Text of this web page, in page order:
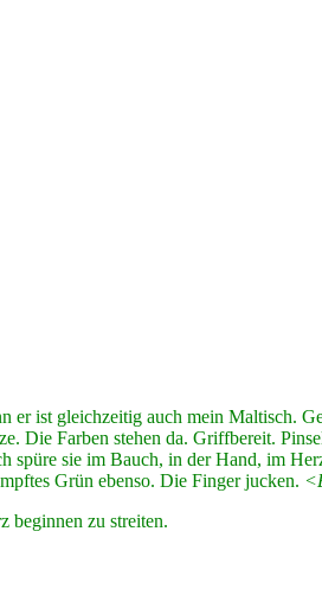
ist gleichzeitig auch mein Maltisch.
Farben stehen da. Griffbereit.
sie im Bauch, in der Hand, im
Grün ebenso. Die Finger jucken.
beginnen zu streiten.